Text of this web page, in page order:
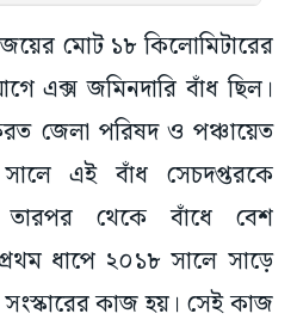
মোট ১৮ কিলোমিটারের
এক্স জমিনদারি বাঁধ ছিল।
জেলা পরিষদ ও পঞ্চায়েত
এই বাঁধ সেচদপ্তরকে
তারপর থেকে বাঁধে বেশ
ধাপে ২০১৮ সালে সাড়ে
কাজ হয়। সেই কাজ